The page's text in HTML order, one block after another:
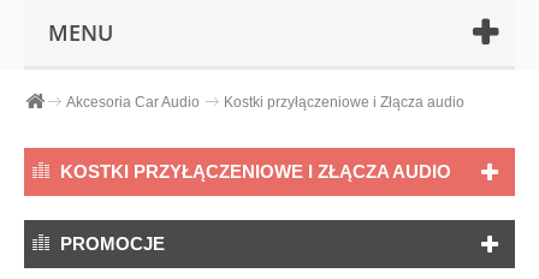
MENU
Akcesoria Car Audio Kostki przyłączeniowe i Złącza audio
KOSTKI PRZYŁĄCZENIOWE I ZŁĄCZA AUDIO
PROMOCJE